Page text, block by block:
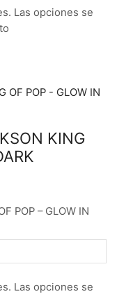
Las opciones se
KING
POP – GLOW IN
Las opciones se